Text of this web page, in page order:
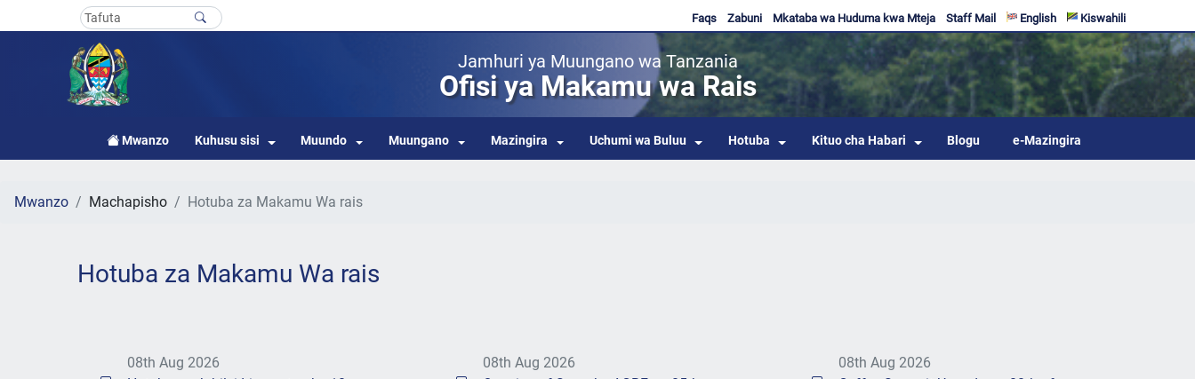
Faqs Zabuni Mkataba wa Huduma kwa Mteja Staff Mail English Kiswahili
Jamhuri ya Muungano wa Tanzania
Ofisi ya Makamu wa Rais
Mwanzo Kuhusu sisi Muundo Muungano Mazingira Uchumi wa Buluu Hotuba Kituo cha Habari Blogu e-Mazingira
Mwanzo Machapisho Hotuba za Makamu Wa rais
Hotuba za Makamu Wa rais
08th Aug 2026
08th Aug 2026
08th Aug 2026